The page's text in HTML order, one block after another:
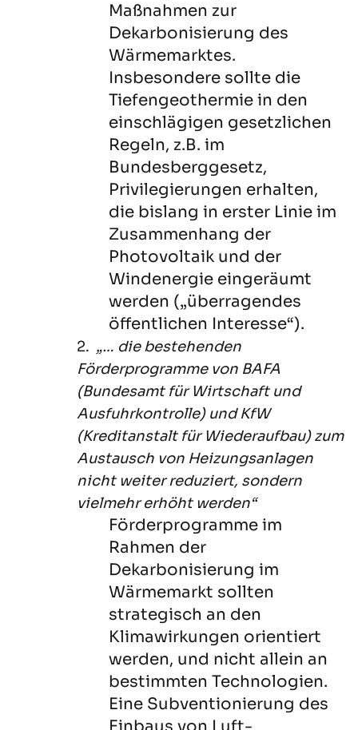
Maßnahmen zur
Dekarbonisierung des
Wärmemarktes.
Insbesondere sollte die
Tiefengeothermie in den
einschlägigen gesetzlichen
Regeln, z.B. im
Bundesberggesetz,
Privilegierungen erhalten,
die bislang in erster Linie im
Zusammenhang der
Photovoltaik und der
Windenergie eingeräumt
werden („überragendes
öffentlichen Interesse“).
2. „… die bestehenden
Förderprogramme von BAFA
(Bundesamt für Wirtschaft und
Ausfuhrkontrolle) und KfW
(Kreditanstalt für Wiederaufbau) zum
Austausch von Heizungsanlagen
nicht weiter reduziert, sondern
vielmehr erhöht werden“
Förderprogramme im
Rahmen der
Dekarbonisierung im
Wärmemarkt sollten
strategisch an den
Klimawirkungen orientiert
werden, und nicht allein an
bestimmten Technologien.
Eine Subventionierung des